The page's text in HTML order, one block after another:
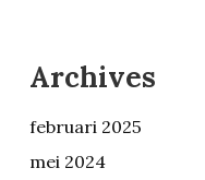
Archives
februari 2025
mei 2024